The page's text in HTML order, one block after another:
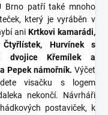
Brno patří také mnoho
který je vyráběn v
ani Krtkovi kamarádi,
Hurvínek s
dvojice Křemílek a
Pepek námořník. Výčet
visačku s logem
nekončí. Návrháři
postaviček, k